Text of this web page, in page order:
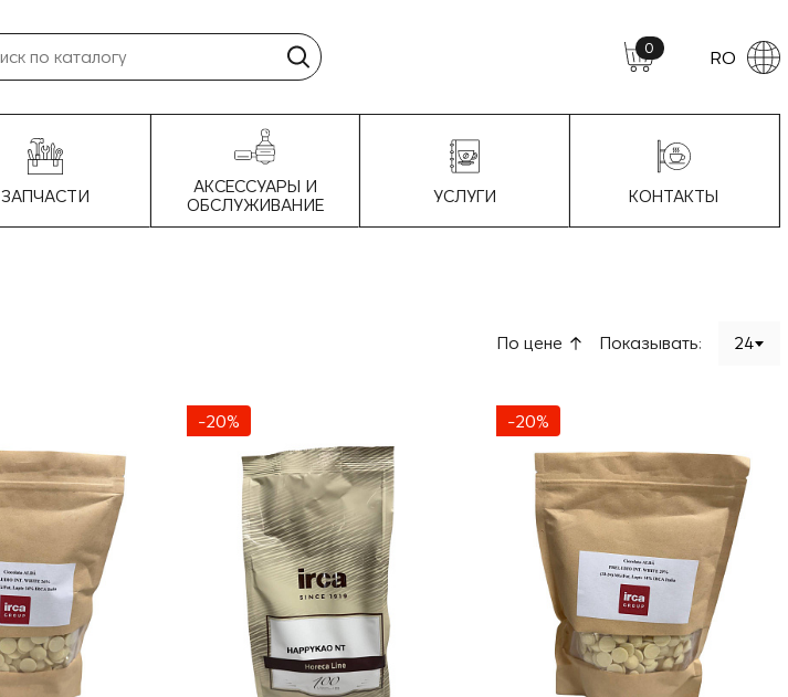
0 RO
ЗАПЧАСТИ
АКСЕССУАРЫ И
ОБСЛУЖИВАНИЕ
УСЛУГИ КОНТАКТЫ
По цене Показывать: 24
-20% -20%